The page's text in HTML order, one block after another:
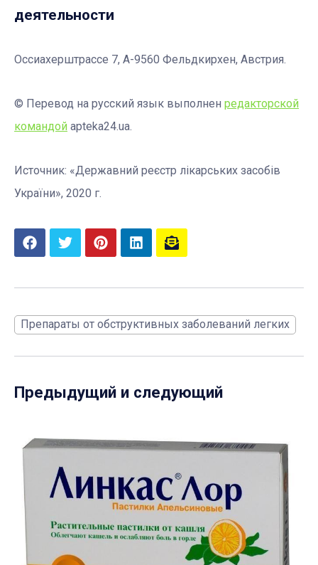
деятельности
Оссиахерштрассе 7, А-9560 Фельдкирхен, Австрия.
© Перевод на русский язык выполнен редакторской
командой apteka24.ua.
Источник: «Державний реєстр лікарських засобів
України», 2020 г.
Препараты от обструктивных заболеваний легких
Предыдущий и следующий